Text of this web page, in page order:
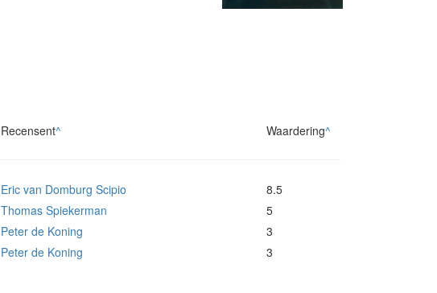
Recensent^ Waardering^
Eric van Domburg Scipio
8.5
Thomas Spiekerman
5
Peter de Koning
3
Peter de Koning 3